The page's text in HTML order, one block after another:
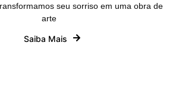
seu sorriso em uma obra de
arte
Saiba Mais